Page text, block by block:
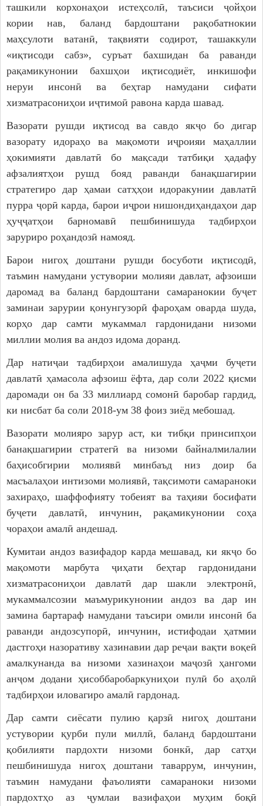
ташкили корхонаҳои истеҳсолӣ, таъсиси ҷойҳои
кории нав, баланд бардоштани рақобатнокии
маҳсулоти ватанӣ, тақвияти содирот, ташаккули
«иқтисоди сабз», суръат бахшидан ба раванди
рақамикунонии бахшҳои иқтисодиёт, инкишофи
неруи инсонӣ ва беҳтар намудани сифати
хизматрасониҳои иҷтимоӣ равона карда шавад.
Вазорати рушди иқтисод ва савдо якҷо бо дигар
вазорату идораҳо ва мақомоти иҷроияи маҳаллии
ҳокимияти давлатӣ бо мақсади татбиқи ҳадафу
афзалиятҳои рушд бояд раванди банақшагирии
стратегиро дар ҳамаи сатҳҳои идоракунии давлатӣ
пурра ҷорӣ карда, барои иҷрои нишондиҳандаҳои дар
ҳуҷҷатҳои барномавӣ пешбинишуда тадбирҳои
заруриро роҳандозӣ намояд.
Барои нигоҳ доштани рушди босуботи иқтисодӣ,
таъмин намудани устувории молияи давлат, афзоиши
даромад ва баланд бардоштани самаранокии буҷет
заминаи зарурии қонунгузорӣ фароҳам оварда шуда,
корҳо дар самти мукаммал гардонидани низоми
миллии молия ва андоз идома доранд.
Дар натиҷаи тадбирҳои амалишуда ҳаҷми буҷети
давлатӣ ҳамасола афзоиш ёфта, дар соли 2022 қисми
даромади он ба 33 миллиард сомонӣ баробар гардид,
ки нисбат ба соли 2018-ум 38 фоиз зиёд мебошад.
Вазорати молияро зарур аст, ки тибқи принсипҳои
банақшагирии стратегӣ ва низоми байналмилалии
баҳисобгирии молиявӣ минбаъд низ доир ба
масъалаҳои интизоми молиявӣ, тақсимоти самараноки
захираҳо, шаффофияту тобеият ва таҳияи босифати
буҷети давлатӣ, инчунин, рақамикунонии соҳа
чораҳои амалӣ андешад.
Кумитаи андоз вазифадор карда мешавад, ки якҷо бо
мақомоти марбута ҷиҳати беҳтар гардонидани
хизматрасониҳои давлатӣ дар шакли электронӣ,
мукаммалсозии маъмурикунонии андоз ва дар ин
замина бартараф намудани таъсири омили инсонӣ ба
раванди андозсупорӣ, инчунин, истифодаи ҳатмии
дастгоҳи назоративу хазинавии дар реҷаи вақти воқеӣ
амалкунанда ва низоми хазинаҳои маҷозӣ ҳангоми
анҷом додани ҳисоббаробаркуниҳои пулӣ бо аҳолӣ
тадбирҳои иловагиро амалӣ гардонад.
Дар самти сиёсати пулию қарзӣ нигоҳ доштани
устувории қурби пули миллӣ, баланд бардоштани
қобилияти пардохти низоми бонкӣ, дар сатҳи
пешбинишуда нигоҳ доштани таваррум, инчунин,
таъмин намудани фаъолияти самараноки низоми
пардохтҳо аз ҷумлаи вазифаҳои муҳим боқӣ